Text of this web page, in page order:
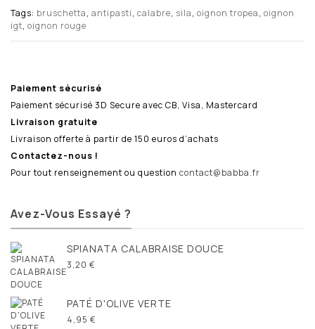
Tags: bruschetta, antipasti, calabre, sila, oignon tropea, oignon
igt, oignon rouge
Paiement sécurisé
Paiement sécurisé 3D Secure avec CB, Visa, Mastercard
Livraison gratuite
Livraison offerte à partir de 150 euros d’achats
Contactez-nous !
Pour tout renseignement ou question contact@babba.fr
Avez-Vous Essayé ?
SPIANATA CALABRAISE DOUCE
3,20 €
PATÉ D'OLIVE VERTE
4,95 €